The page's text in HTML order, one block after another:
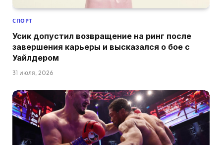
СПОРТ
Усик допустил возвращение на ринг после
завершения карьеры и высказался о бое с
Уайлдером
31 июля, 2026